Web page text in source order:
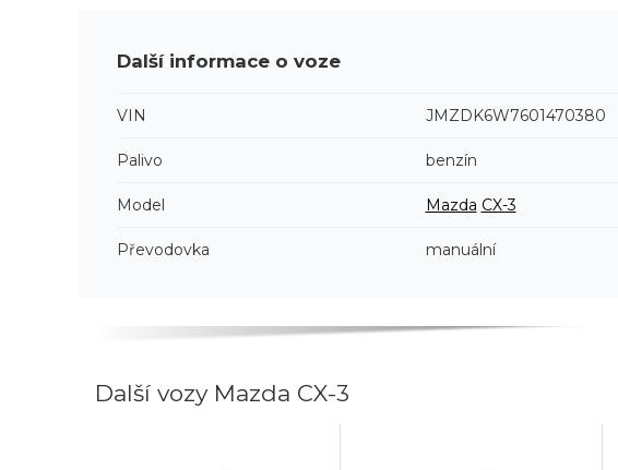
Další informace o voze
VIN JMZDK6W7601470380
Palivo benzín
Model Mazda CX-3
Převodovka manuální
Další vozy Mazda CX-3